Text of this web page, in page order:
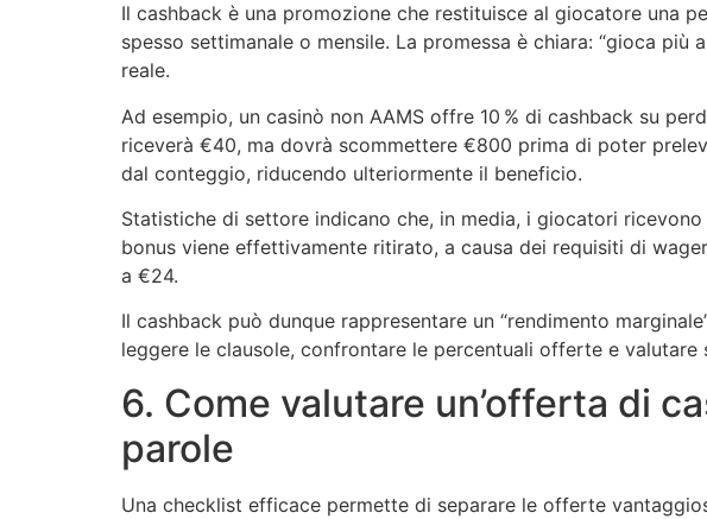
Il cashback è una promozione che restituisce al giocatore una
spesso settimanale o mensile. La promessa è chiara: “gioca
reale.
Ad esempio, un casinò non AAMS offre 10 % di cashback su
riceverà €40, ma dovrà scommettere €800 prima di poter
dal conteggio, riducendo ulteriormente il beneficio.
Statistiche di settore indicano che, in media, i giocatori
bonus viene effettivamente ritirato, a causa dei requisiti di
a €24.
Il cashback può dunque rappresentare un “rendimento
leggere le clausole, confrontare le percentuali offerte e
6. Come valutare un’offerta di
parole
Una checklist efficace permette di separare le offerte